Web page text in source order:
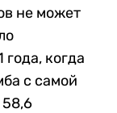
не может
когда
с самой